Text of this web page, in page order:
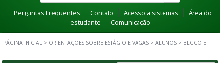
Perguntas Frequentes Contato Acesso a sistemas
Área do
estudante
Comunicação
PÁGINA INICIAL > ORIENTAÇÕES SOBRE ESTÁGIO E VAGAS > ALUNOS > BLOCO E